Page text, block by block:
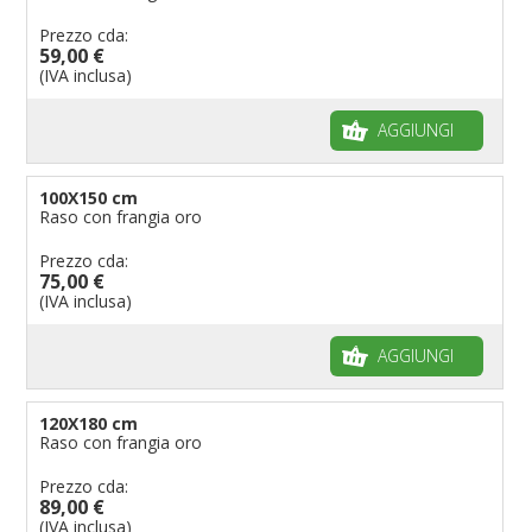
Bandiere per riserve naturali e parchi
Bandiere per musicisti
pennoni per bandiere
Prezzo cda:
59,00 €
(IVA inclusa)
AGGIUNGI
100X150 cm
Raso con frangia oro
Prezzo cda:
75,00 €
(IVA inclusa)
AGGIUNGI
120X180 cm
Raso con frangia oro
Prezzo cda:
89,00 €
(IVA inclusa)